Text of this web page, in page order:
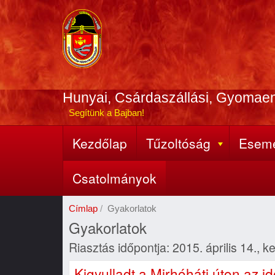
Ugrás
a
tartalomra
Hunyai, Csárdaszállási,
Segítünk a Bajban!
Fő
navigáció
Kezdőlap Tűzoltóság
Csatolmányok
Címlap Gyakorlatok
Gyakorlatok
Riasztás időpontja: 2015. április 14.,